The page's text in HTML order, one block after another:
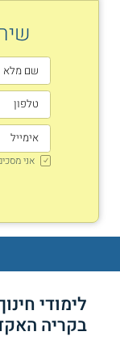
אני
לימודי
בקריה